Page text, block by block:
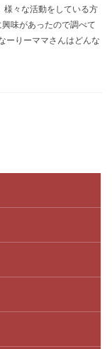
様々な活動をしている方
味があったので調べて
ーりーママさんはどんな